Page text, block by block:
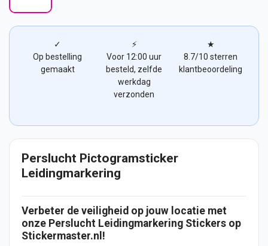
✓
Op bestelling
gemaakt
⚡
Voor 12:00 uur
besteld, zelfde
werkdag
verzonden
★
8.7/10 sterren
klantbeoordeling
Perslucht Pictogramsticker
Leidingmarkering
Verbeter de veiligheid op jouw locatie met
onze Perslucht Leidingmarkering Stickers op
Stickermaster.nl!